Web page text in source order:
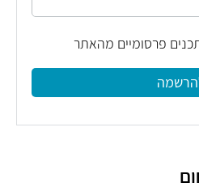
פרסומיים מהאתר